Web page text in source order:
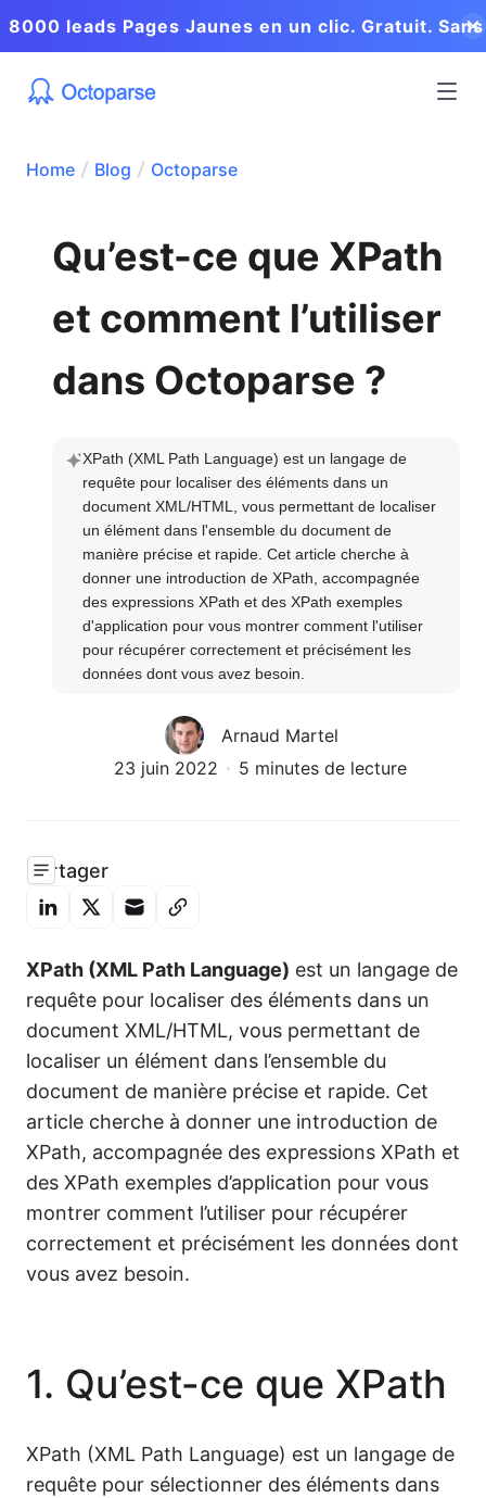
8000 leads Pages Jaunes en un clic. Gratuit. Sans
Home Blog Octoparse
Qu’est-ce que XPath
et comment l’utiliser
dans Octoparse ?
XPath (XML Path Language) est un langage de
requête pour localiser des éléments dans un
document XML/HTML, vous permettant de localiser
un élément dans l'ensemble du document de
manière précise et rapide. Cet article cherche à
donner une introduction de XPath, accompagnée
des expressions XPath et des XPath exemples
d'application pour vous montrer comment l'utiliser
pour récupérer correctement et précisément les
données dont vous avez besoin.
Arnaud Martel
23 juin 2022
5 minutes de lecture
Partager
XPath (XML Path Language) est un langage de
requête pour localiser des éléments dans un
document XML/HTML, vous permettant de
localiser un élément dans l’ensemble du
document de manière précise et rapide. Cet
article cherche à donner une introduction de
XPath, accompagnée des expressions XPath et
des XPath exemples d’application pour vous
montrer comment l’utiliser pour récupérer
correctement et précisément les données dont
vous avez besoin.
1. Qu’est-ce que XPath
XPath (XML Path Language) est un langage de
requête pour sélectionner des éléments dans